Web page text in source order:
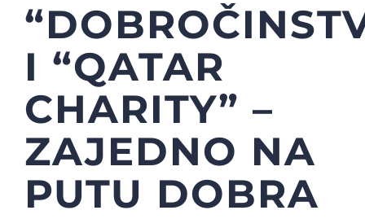
I “QATAR
CHARITY” –
ZAJEDNO NA
PUTU DOBRA